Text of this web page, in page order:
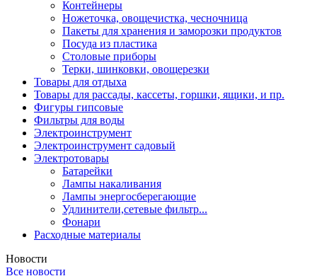
Контейнеры
Ножеточка, овощечистка, чесночница
Пакеты для хранения и заморозки продуктов
Посуда из пластика
Столовые приборы
Терки, шинковки, овощерезки
Товары для отдыха
Товары для рассады, кассеты, горшки, ящики, и пр.
Фигуры гипсовые
Фильтры для воды
Электроинструмент
Электроинструмент садовый
Электротовары
Батарейки
Лампы накаливания
Лампы энергосберегающие
Удлинители,сетевые фильтр...
Фонари
Расходные материалы
Новости
Все новости